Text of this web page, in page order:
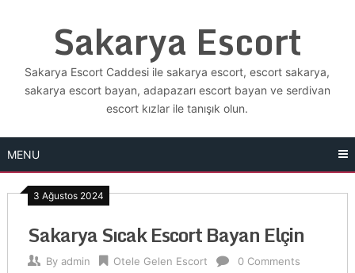
Sakarya Escort
Sakarya Escort Caddesi ile sakarya escort, escort sakarya,
sakarya escort bayan, adapazarı escort bayan ve serdivan
escort kızlar ile tanışık olun.
MENU
3 Ağustos 2024
Sakarya Sıcak Escort Bayan Elçin
By admin Otele Gelen Escort 0 Comments